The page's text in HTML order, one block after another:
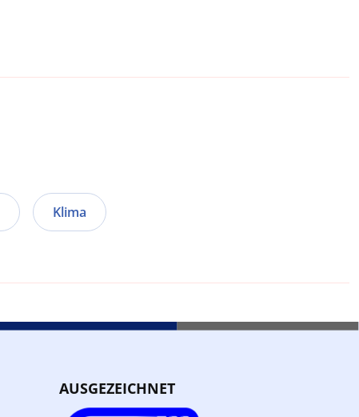
Klima
AUSGEZEICHNET